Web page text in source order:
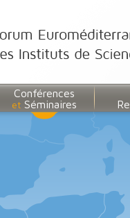
Conférences
etSéminaires